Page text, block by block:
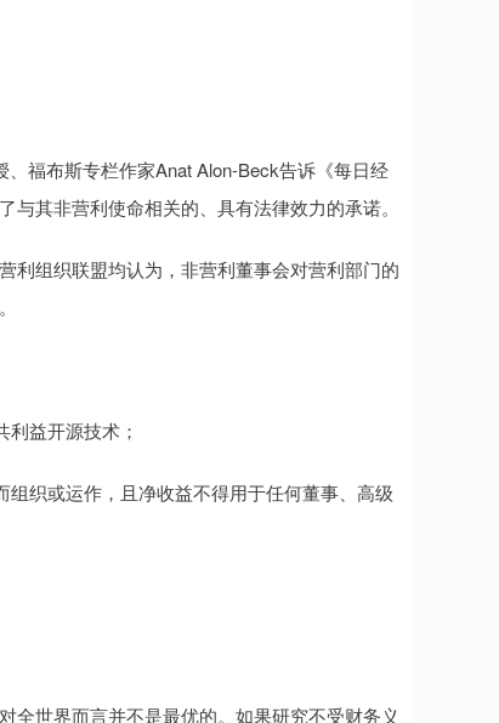
福布斯专栏作家Anat Alon-Beck告诉《每日经
其非营利使命相关的、具有法律效力的承诺。
组织联盟均认为，非营利董事会对营利部门的
益开源技术；
或运作，且净收益不得用于任何董事、高级
世界而言并不是最优的。如果研究不受财务义